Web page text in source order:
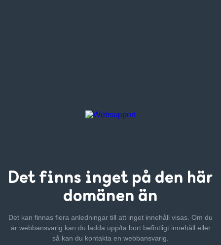
Det finns inget på den här
domänen än
Det kan finnas flera anledningar till att inget innehåll visas. Om du
är webbansvarig kan du ladda upp/ta bort befintligt innehåll eller
så kan du kontakta en webbansvarig.